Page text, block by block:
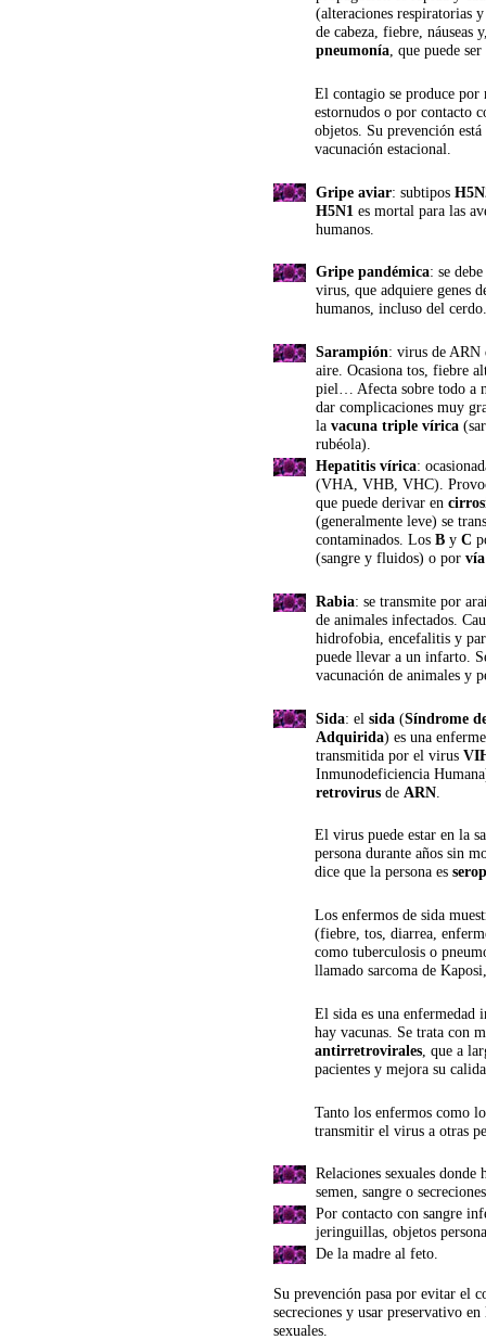
(alteraciones respiratorias
de cabeza, fiebre, náuseas
pneumonía, que puede
El contagio se produce
estornudos o por contacto
objetos. Su prevención
vacunación estacional.
Gripe aviar: subtipos
H5N1 es mortal para las
humanos.
Gripe pandémica: se
virus, que adquiere genes
humanos, incluso del
Sarampión: virus de ARN
aire. Ocasiona tos, fiebre
piel… Afecta sobre todo a
dar complicaciones muy
la vacuna triple vírica
rubéola).
Hepatitis vírica:
(VHA, VHB, VHC).
que puede derivar en
(generalmente leve) se
contaminados. Los B y C
(sangre y fluidos) o por
Rabia: se transmite por
de animales infectados.
hidrofobia, encefalitis y
puede llevar a un infarto.
vacunación de animales y
Sida: el sida (Síndrome
Adquirida) es una
transmitida por el virus
Inmunodeficiencia
retrovirus de ARN
El virus puede estar en la
persona durante años sin
dice que la persona es
Los enfermos de sida
(fiebre, tos, diarrea,
como tuberculosis o
llamado sarcoma de
El sida es una enfermedad
hay vacunas. Se trata con
antirretrovirales, que a
pacientes y mejora su
Tanto los enfermos como
transmitir el virus a otras
Relaciones sexuales
semen, sangre o
Por contacto con sangre
jeringuillas, objetos
De la madre al feto.
Su prevención pasa por evitar el
secreciones y usar preservativo
sexuales.